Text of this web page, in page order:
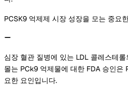
PCSK9 억제제 시장 성장을 모는 중요
심장 혈관 질병에 있는 LDL 콜레스테
몰는 PCk9 억제물에 대한 FDA 승인은
요한 요인입니다.